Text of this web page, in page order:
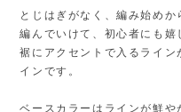
とじはぎがなく、編み始め
編んでいけて、初心者にも嬉
裾にアクセントで入るライ
インです。
ベースカラーはラインが鮮